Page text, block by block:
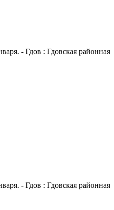
- Гдов : Гдовская районная
- Гдов : Гдовская районная